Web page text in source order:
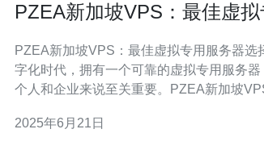
PZEA新加坡VPS：最佳虚拟
PZEA新加坡VPS：最佳虚拟专用服务器选择 在如今的
字化时代，拥有一个可靠的虚拟专用服务
个人和企业来说至关重要。PZEA新加坡
本文将探讨PZEA新加坡VPS为什么是最佳
2025年6月21日